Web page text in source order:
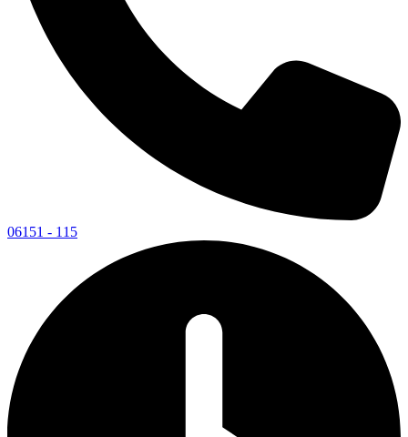
06151 - 115